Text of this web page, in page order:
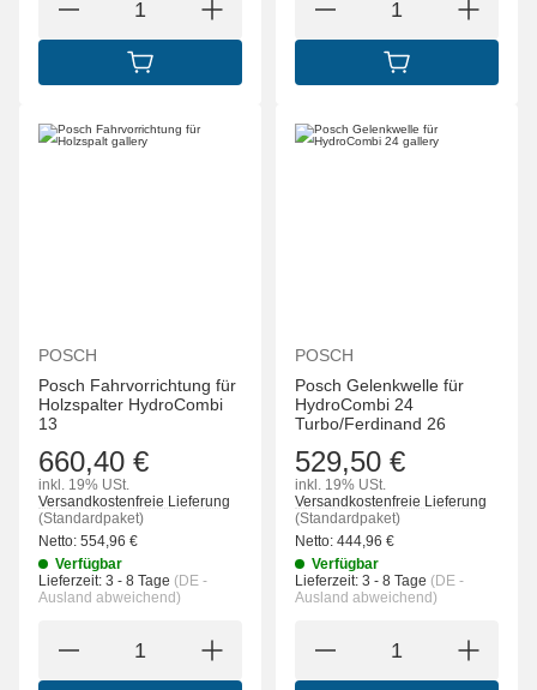
IN DEN WARENKORB IN DEN
POSCH
Posch Fahrvorrichtung für
Holzspalter HydroCombi
13
660,40 €
inkl. 19% USt.
Versandkostenfreie Lieferung
(Standardpaket)
Netto: 554,96 €
Verfügbar
Lieferzeit: 3 - 8 Tage (DE -
Ausland abweichend)
POSCH
Posch Gelenkwelle für
HydroCombi 24
Turbo/Ferdinand 26
529,50 €
inkl. 19% USt.
Versandkostenfreie Lieferung
(Standardpaket)
Netto: 444,96 €
Verfügbar
Lieferzeit: 3 - 8 Tage (DE -
Ausland abweichend)